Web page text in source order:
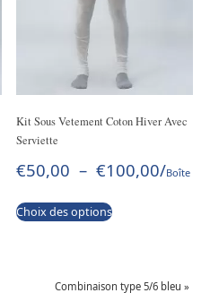
Kit Sous Vetement Coton Hiver Avec
Serviette
€50,00 – €100,00/Boîte
Choix des options
Combinaison type 5/6 bleu»